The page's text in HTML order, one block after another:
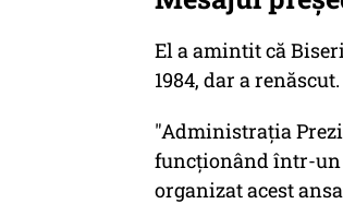
El a amintit că
1984, dar a renăscut.
"Administraţia
funcţionând într-un
organizat acest